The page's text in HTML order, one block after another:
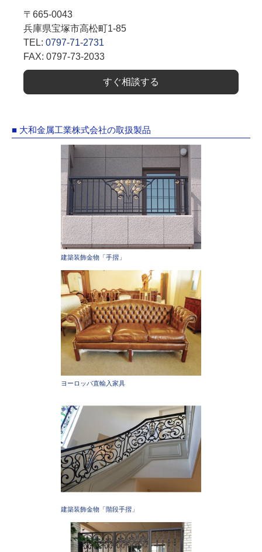
〒665-0043
兵庫県宝塚市高松町1-85
TEL: 0797-71-2731
FAX: 0797-73-2033
すぐ相談する
■ 大和金属工業株式会社の取扱製品
建築装飾金物「手摺」
ヨーロッパ直輸入家具
建築装飾金物「階段手摺」